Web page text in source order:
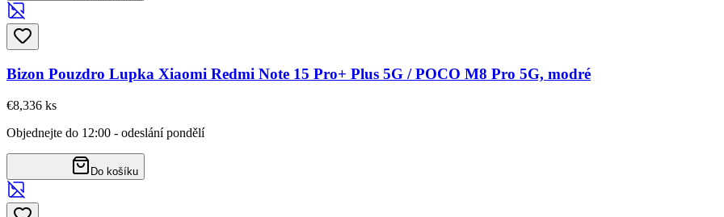
Bizon Pouzdro Lupka Xiaomi Redmi Note 15 Pro+ Plus 5G / POCO M8 Pro 5G, modré
€8,336 ks
Objednejte do 12:00 - odeslání pondělí
Do košíku